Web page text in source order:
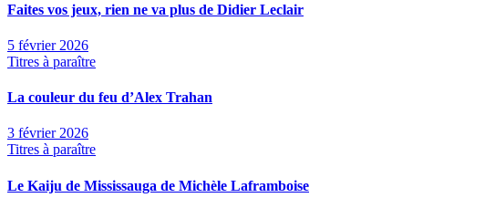
Faites vos jeux, rien ne va plus de Didier Leclair
5 février 2026
Titres à paraître
La couleur du feu d’Alex Trahan
3 février 2026
Titres à paraître
Le Kaiju de Mississauga de Michèle Laframboise